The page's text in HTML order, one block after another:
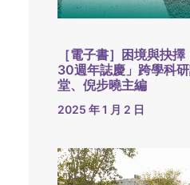
［電子書］困境與抉
30週年誌慶」跨學科
堂、倪步曉主編
2025 年 1 月 2 日